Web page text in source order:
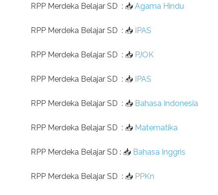
RPP Merdeka Belajar SD : 📥 Agama Hindu
RPP Merdeka Belajar SD : 📥 IPAS
RPP Merdeka Belajar SD : 📥 PJOK
RPP Merdeka Belajar SD : 📥 IPAS
RPP Merdeka Belajar SD : 📥 Bahasa Indonesia
RPP Merdeka Belajar SD : 📥 Matematika
RPP Merdeka Belajar SD : 📥 Bahasa Inggris
RPP Merdeka Belajar SD : 📥 PPKn